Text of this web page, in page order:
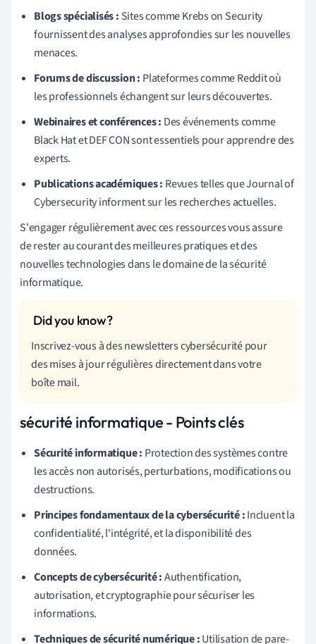
Blogs spécialisés : Sites comme Krebs on Security
fournissent des analyses approfondies sur les nouvelles
menaces.
Forums de discussion : Plateformes comme Reddit où
les professionnels échangent sur leurs découvertes.
Webinaires et conférences : Des événements comme
Black Hat et DEF CON sont essentiels pour apprendre des
experts.
Publications académiques : Revues telles que Journal of
Cybersecurity informent sur les recherches actuelles.
S'engager régulièrement avec ces ressources vous assure
de rester au courant des meilleures pratiques et des
nouvelles technologies dans le domaine de la sécurité
informatique.
Inscrivez-vous à des newsletters cybersécurité pour
des mises à jour régulières directement dans votre
boîte mail.
sécurité informatique - Points clés
Sécurité informatique : Protection des systèmes contre
les accès non autorisés, perturbations, modifications ou
destructions.
Principes fondamentaux de la cybersécurité :Incluent la
confidentialité, l'intégrité, et la disponibilité des
données.
Concepts de cybersécurité :Authentification,
autorisation, et cryptographie pour sécuriser les
informations.
Techniques de sécurité numérique :Utilisation de pare-